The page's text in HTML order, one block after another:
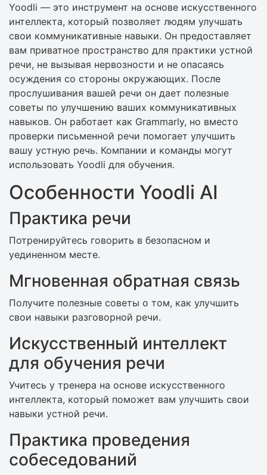
Yoodli — это инструмент на основе искусственного
интеллекта, который позволяет людям улучшать
свои коммуникативные навыки. Он предоставляет
вам приватное пространство для практики устной
речи, не вызывая нервозности и не опасаясь
осуждения со стороны окружающих. После
прослушивания вашей речи он дает полезные
советы по улучшению ваших коммуникативных
навыков. Он работает как Grammarly, но вместо
проверки письменной речи помогает улучшить
вашу устную речь. Компании и команды могут
использовать Yoodli для обучения.
Особенности Yoodli AI
Практика речи
Потренируйтесь говорить в безопасном и
уединенном месте.
Мгновенная обратная связь
Получите полезные советы о том, как улучшить
свои навыки разговорной речи.
Искусственный интеллект
для обучения речи
Учитесь у тренера на основе искусственного
интеллекта, который поможет вам улучшить свои
навыки устной речи.
Практика проведения
собеседований